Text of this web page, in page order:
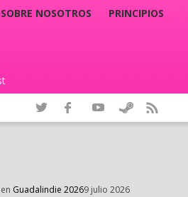
SOBRE NOSOTROS PRINCIPIOS
en Guadalindie 20269 julio 2026